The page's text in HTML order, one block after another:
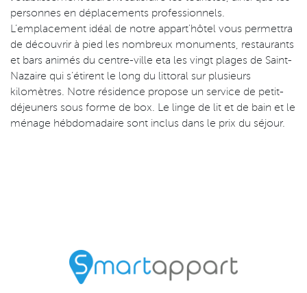
personnes en déplacements professionnels.
L’emplacement idéal de notre appart'hôtel vous permettra
de découvrir à pied les nombreux monuments, restaurants
et bars animés du centre-ville eta les vingt plages de Saint-
Nazaire qui s’étirent le long du littoral sur plusieurs
kilomètres. Notre résidence propose un service de petit-
déjeuners sous forme de box. Le linge de lit et de bain et le
ménage hébdomadaire sont inclus dans le prix du séjour.